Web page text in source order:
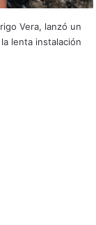
Vera, lanzó un
lenta instalación